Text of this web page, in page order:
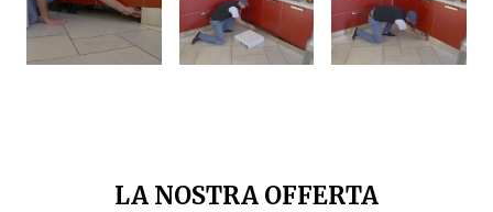
LA NOSTRA OFFERTA